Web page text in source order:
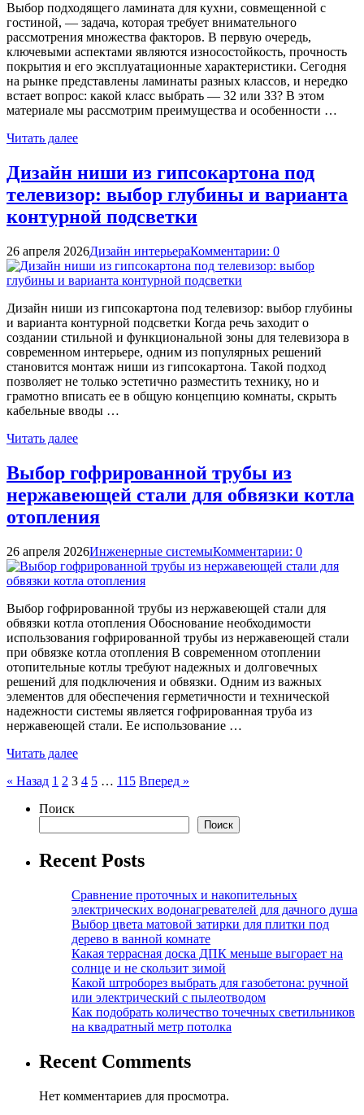
Выбор подходящего ламината для кухни, совмещенной с
гостиной, — задача, которая требует внимательного
рассмотрения множества факторов. В первую очередь,
ключевыми аспектами являются износостойкость, прочность
покрытия и его эксплуатационные характеристики. Сегодня
на рынке представлены ламинаты разных классов, и нередко
встает вопрос: какой класс выбрать — 32 или 33? В этом
материале мы рассмотрим преимущества и особенности …
Читать далее
Дизайн ниши из гипсокартона под
телевизор: выбор глубины и варианта
контурной подсветки
26 апреля 2026Дизайн интерьераКомментарии: 0
Дизайн ниши из гипсокартона под телевизор: выбор глубины
и варианта контурной подсветки Когда речь заходит о
создании стильной и функциональной зоны для телевизора в
современном интерьере, одним из популярных решений
становится монтаж ниши из гипсокартона. Такой подход
позволяет не только эстетично разместить технику, но и
грамотно вписать ее в общую концепцию комнаты, скрыть
кабельные вводы …
Читать далее
Выбор гофрированной трубы из
нержавеющей стали для обвязки котла
отопления
26 апреля 2026Инженерные системыКомментарии: 0
Выбор гофрированной трубы из нержавеющей стали для
обвязки котла отопления Обоснование необходимости
использования гофрированной трубы из нержавеющей стали
при обвязке котла отопления В современном отоплении
отопительные котлы требуют надежных и долговечных
решений для подключения и обвязки. Одним из важных
элементов для обеспечения герметичности и технической
надежности системы является гофрированная труба из
нержавеющей стали. Ее использование …
Читать далее
Пагинация
записей
« Назад 1 2 3 4 5 … 115 Вперед »
Поиск
Поиск
Recent Posts
Сравнение проточных и накопительных
электрических водонагревателей для дачного душа
Выбор цвета матовой затирки для плитки под
дерево в ванной комнате
Какая террасная доска ДПК меньше выгорает на
солнце и не скользит зимой
Какой штроборез выбрать для газобетона: ручной
или электрический с пылеотводом
Как подобрать количество точечных светильников
на квадратный метр потолка
Recent Comments
Нет комментариев для просмотра.